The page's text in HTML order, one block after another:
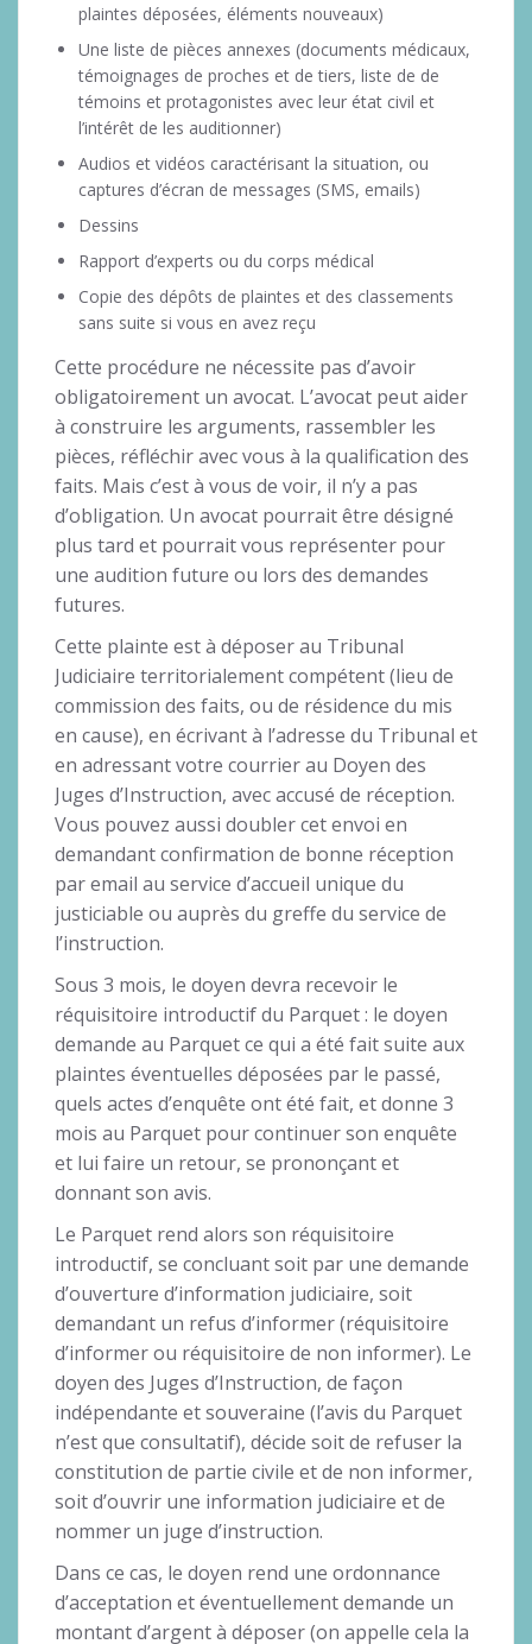
plaintes déposées, éléments nouveaux)
Une liste de pièces annexes (documents médicaux,
témoignages de proches et de tiers, liste de de
témoins et protagonistes avec leur état civil et
l’intérêt de les auditionner)
Audios et vidéos caractérisant la situation, ou
captures d’écran de messages (SMS, emails)
Dessins
Rapport d’experts ou du corps médical
Copie des dépôts de plaintes et des classements
sans suite si vous en avez reçu
Cette procédure ne nécessite pas d’avoir
obligatoirement un avocat. L’avocat peut aider
à construire les arguments, rassembler les
pièces, réfléchir avec vous à la qualification des
faits. Mais c’est à vous de voir, il n’y a pas
d’obligation. Un avocat pourrait être désigné
plus tard et pourrait vous représenter pour
une audition future ou lors des demandes
futures.
Cette plainte est à déposer au Tribunal
Judiciaire territorialement compétent (lieu de
commission des faits, ou de résidence du mis
en cause), en écrivant à l’adresse du Tribunal et
en adressant votre courrier au Doyen des
Juges d’Instruction, avec accusé de réception.
Vous pouvez aussi doubler cet envoi en
demandant confirmation de bonne réception
par email au service d’accueil unique du
justiciable ou auprès du greffe du service de
l’instruction.
Sous 3 mois, le doyen devra recevoir le
réquisitoire introductif du Parquet : le doyen
demande au Parquet ce qui a été fait suite aux
plaintes éventuelles déposées par le passé,
quels actes d’enquête ont été fait, et donne 3
mois au Parquet pour continuer son enquête
et lui faire un retour, se prononçant et
donnant son avis.
Le Parquet rend alors son réquisitoire
introductif, se concluant soit par une demande
d’ouverture d’information judiciaire, soit
demandant un refus d’informer (réquisitoire
d’informer ou réquisitoire de non informer). Le
doyen des Juges d’Instruction, de façon
indépendante et souveraine (l’avis du Parquet
n’est que consultatif), décide soit de refuser la
constitution de partie civile et de non informer,
soit d’ouvrir une information judiciaire et de
nommer un juge d’instruction.
Dans ce cas, le doyen rend une ordonnance
d’acceptation et éventuellement demande un
montant d’argent à déposer (on appelle cela la